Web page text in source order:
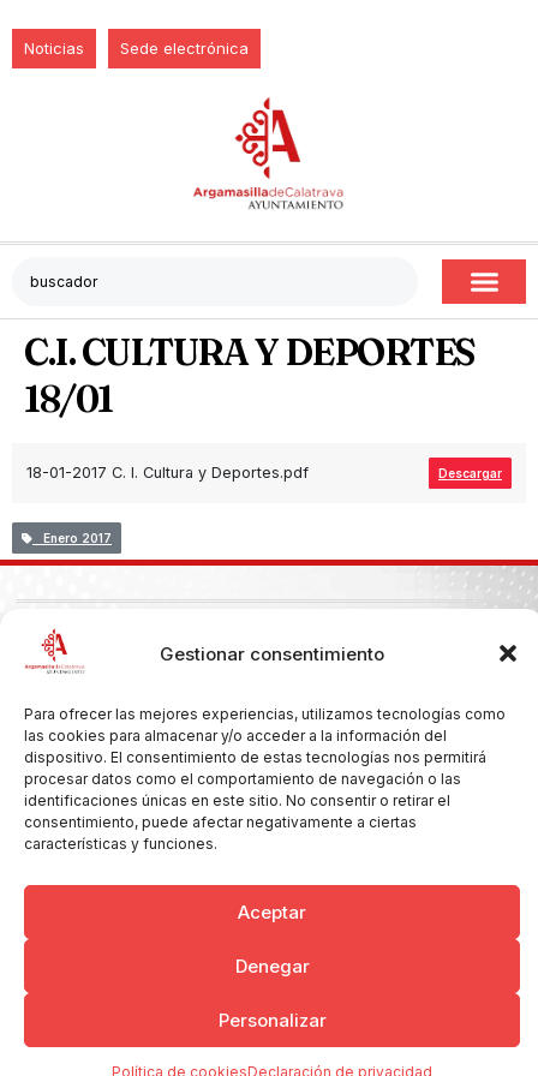
Gestionar consentimiento
Para ofrecer las mejores experiencias, utilizamos tecnologías como
las cookies para almacenar y/o acceder a la información del
dispositivo. El consentimiento de estas tecnologías nos permitirá
procesar datos como el comportamiento de navegación o las
identificaciones únicas en este sitio. No consentir o retirar el
consentimiento, puede afectar negativamente a ciertas
características y funciones.
Aceptar
Denegar
Personalizar
Política de cookiesDeclaración de privacidad
Noticias Sede electrónica
C.I. CULTURA Y DEPORTES
18/01
18-01-2017 C. I. Cultura y Deportes.pdf Descargar
Enero 2017
Copyright © 2026 Ayuntamiento de Argamasilla de Calatrava
Politica de Privacidad y Aviso Legal
Registro de la actividad